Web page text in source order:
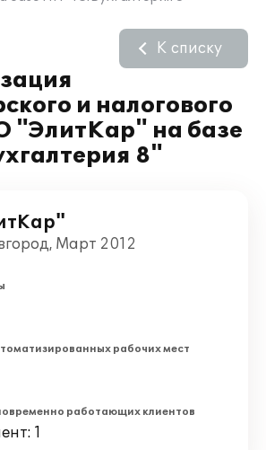
и налогового
"ЭлитКар" на базе
8"
К списку
Март 2012
рабочих мест
работающих клиентов
1